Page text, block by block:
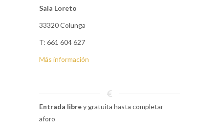
Sala Loreto
33320 Colunga
T: 661 604 627
Más información
Entrada librey gratuita hasta completar
aforo